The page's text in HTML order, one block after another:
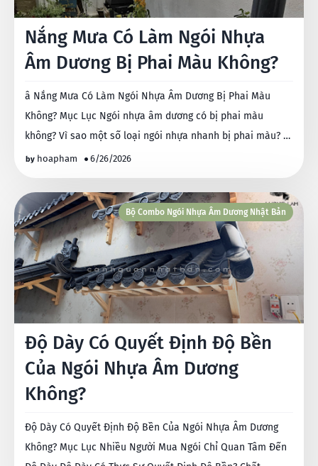
Nắng Mưa Có Làm Ngói Nhựa
Âm Dương Bị Phai Màu Không?
â Nắng Mưa Có Làm Ngói Nhựa Âm Dương Bị Phai Màu
Không? Mục Lục Ngói nhựa âm dương có bị phai màu
không? Vì sao một số loại ngói nhựa nhanh bị phai màu? …
hoapham 6/26/2026
Bộ Combo Ngói Nhựa Âm Dương Nhật Bản
Độ Dày Có Quyết Định Độ Bền
Của Ngói Nhựa Âm Dương
Không?
Độ Dày Có Quyết Định Độ Bền Của Ngói Nhựa Âm Dương
Không? Mục Lục Nhiều Người Mua Ngói Chỉ Quan Tâm Đến